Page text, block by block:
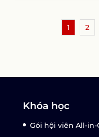
1 2
Khóa học
Gói hội viên All-